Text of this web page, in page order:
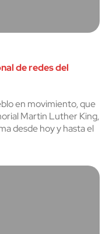
de redes del
en movimiento, que
Martin Luther King,
desde hoy y hasta el